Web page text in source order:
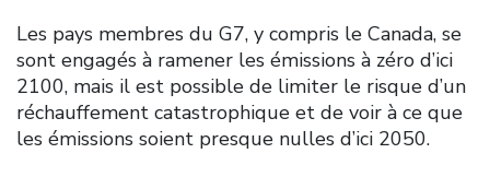
Les pays membres du G7, y compris le Canada, se
sont engagés à ramener les émissions à zéro d’ici
2100, mais il est possible de limiter le risque d’un
réchauffement catastrophique et de voir à ce que
les émissions soient presque nulles d’ici 2050.